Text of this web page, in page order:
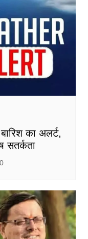
का अलर्ट,
सतर्कता
0